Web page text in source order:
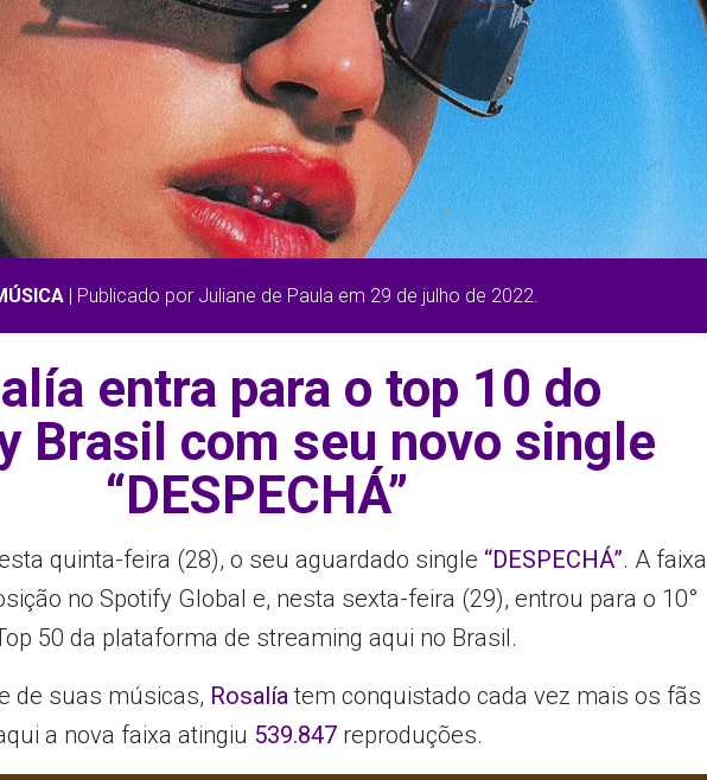
| Publicado por Juliane de Paula em 29 de julho de 2022.
entra para o top 10 do
Brasil com seu novo single
“DESPECHÁ”
quinta-feira (28), o seu aguardado single “DESPECHÁ”. A faixa
no Spotify Global e, nesta sexta-feira (29), entrou para o 10°
50 da plataforma de streaming aqui no Brasil.
de suas músicas, Rosalíatem conquistado cada vez mais os fãs
a nova faixa atingiu 539.847 reproduções.